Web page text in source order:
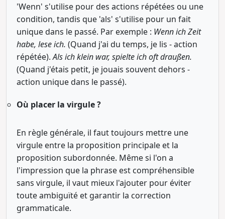
'Wenn' s'utilise pour des actions répétées ou une
condition, tandis que 'als' s'utilise pour un fait
unique dans le passé. Par exemple : Wenn ich Zeit
habe, lese ich. (Quand j'ai du temps, je lis - action
répétée).Als ich klein war, spielte ich oft draußen.
(Quand j'étais petit, je jouais souvent dehors -
action unique dans le passé).
Où placer la virgule ?
En règle générale, il faut toujours mettre une
virgule entre la proposition principale et la
proposition subordonnée. Même si l'on a
l'impression que la phrase est compréhensible
sans virgule, il vaut mieux l'ajouter pour éviter
toute ambiguïté et garantir la correction
grammaticale.